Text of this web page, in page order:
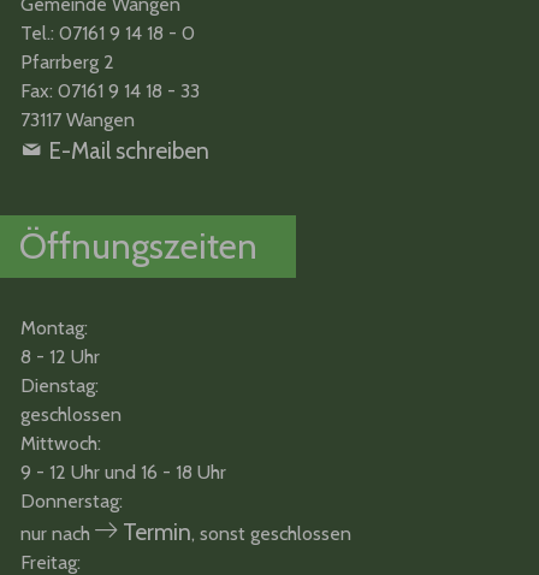
Tel.: 07161 9 14 18 - 0
Pfarrberg 2
Fax: 07161 9 14 18 - 33
73117 Wangen
E-Mail schreiben
Öffnungszeiten
Montag:
8 - 12 Uhr
Dienstag:
geschlossen
Mittwoch:
9 - 12 Uhr und 16 - 18 Uhr
Donnerstag:
nur nach
Termin, sonst geschlossen
Freitag: